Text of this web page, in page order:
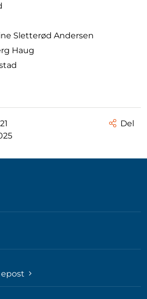
Sletterød Andersen
Haug
Del